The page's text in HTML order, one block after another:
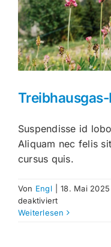
Suspendisse id
Aliquam nec felis
cursus quis.
Von Engl 18. Mai 2025
deaktiviertfür
Treibhausgas-
Weiterlesen